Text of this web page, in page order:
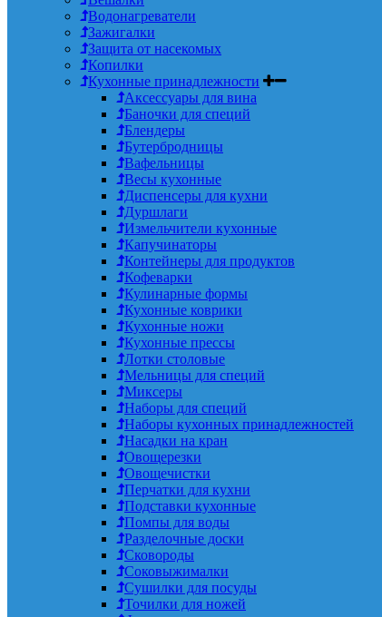
Водонагреватели
Зажигалки
Защита от насекомых
Копилки
Кухонные принадлежности
Аксессуары для вина
Баночки для специй
Блендеры
Бутербродницы
Вафельницы
Весы кухонные
Диспенсеры для кухни
Дуршлаги
Измельчители кухонные
Капучинаторы
Контейнеры для продуктов
Кофеварки
Кулинарные формы
Кухонные коврики
Кухонные ножи
Кухонные прессы
Лотки столовые
Мельницы для специй
Миксеры
Наборы для специй
Наборы кухонных принадлежностей
Насадки на кран
Овощерезки
Овощечистки
Перчатки для кухни
Подставки кухонные
Помпы для воды
Разделочные доски
Сковороды
Соковыжималки
Сушилки для посуды
Точилки для ножей